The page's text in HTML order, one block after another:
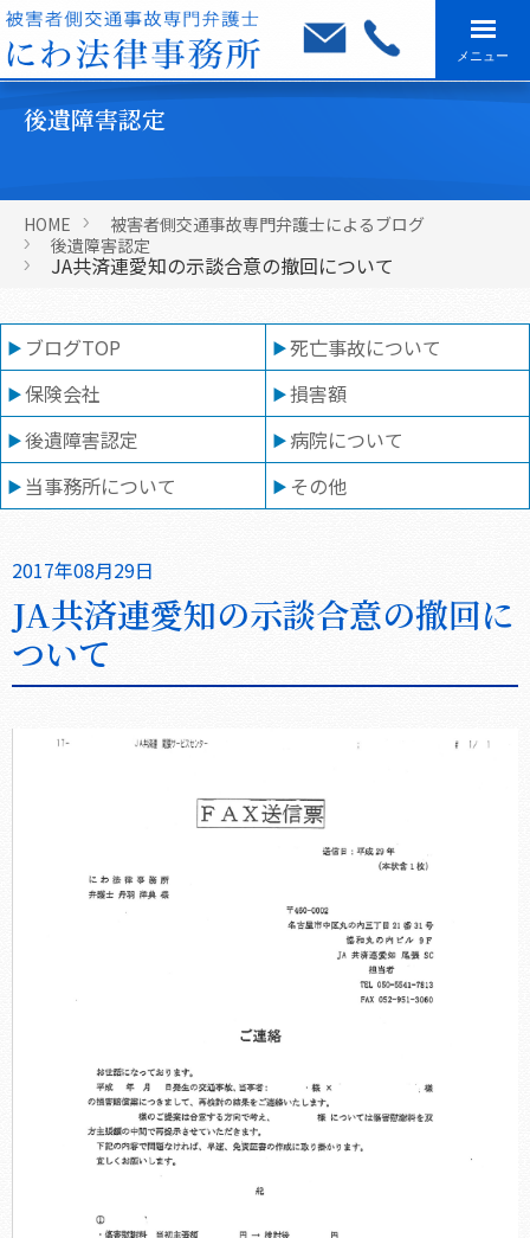
メニュー
後遺障害認定
HOME
被害者側交通事故専門弁護士によるブログ
後遺障害認定
JA共済連愛知の示談合意の撤回について
ブログTOP
死亡事故について
保険会社
損害額
後遺障害認定
病院について
当事務所について
その他
2017年08月29日
JA共済連愛知の示談合意の撤回に
ついて